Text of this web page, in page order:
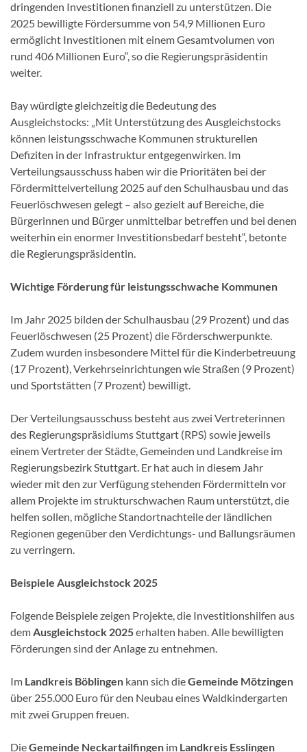
dringenden Investitionen finanziell zu unterstützen. Die
2025 bewilligte Fördersumme von 54,9 Millionen Euro
ermöglicht Investitionen mit einem Gesamtvolumen von
rund 406 Millionen Euro“, so die Regierungspräsidentin
weiter.
Bay würdigte gleichzeitig die Bedeutung des
Ausgleichstocks: „Mit Unterstützung des Ausgleichstocks
können leistungsschwache Kommunen strukturellen
Defiziten in der Infrastruktur entgegenwirken. Im
Verteilungsausschuss haben wir die Prioritäten bei der
Fördermittelverteilung 2025 auf den Schulhausbau und das
Feuerlöschwesen gelegt – also gezielt auf Bereiche, die
Bürgerinnen und Bürger unmittelbar betreffen und bei denen
weiterhin ein enormer Investitionsbedarf besteht“, betonte
die Regierungspräsidentin.
Wichtige Förderung für leistungsschwache Kommunen
Im Jahr 2025 bilden der Schulhausbau (29 Prozent) und das
Feuerlöschwesen (25 Prozent) die Förderschwerpunkte.
Zudem wurden insbesondere Mittel für die Kinderbetreuung
(17 Prozent), Verkehrseinrichtungen wie Straßen (9 Prozent)
und Sportstätten (7 Prozent) bewilligt.
Der Verteilungsausschuss besteht aus zwei Vertreterinnen
des Regierungspräsidiums Stuttgart (RPS) sowie jeweils
einem Vertreter der Städte, Gemeinden und Landkreise im
Regierungsbezirk Stuttgart. Er hat auch in diesem Jahr
wieder mit den zur Verfügung stehenden Fördermitteln vor
allem Projekte im strukturschwachen Raum unterstützt, die
helfen sollen, mögliche Standortnachteile der ländlichen
Regionen gegenüber den Verdichtungs- und Ballungsräumen
zu verringern.
Beispiele Ausgleichstock 2025
Folgende Beispiele zeigen Projekte, die Investitionshilfen aus
demAusgleichstock 2025erhalten haben. Alle bewilligten
Förderungen sind der Anlage zu entnehmen.
Im Landkreis Böblingen kann sich dieGemeinde Mötzingen
über 255.000 Euro für den Neubau eines Waldkindergarten
mit zwei Gruppen freuen.
DieGemeinde Neckartailfingen im Landkreis Esslingen